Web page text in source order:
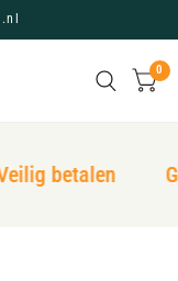
0
betalen